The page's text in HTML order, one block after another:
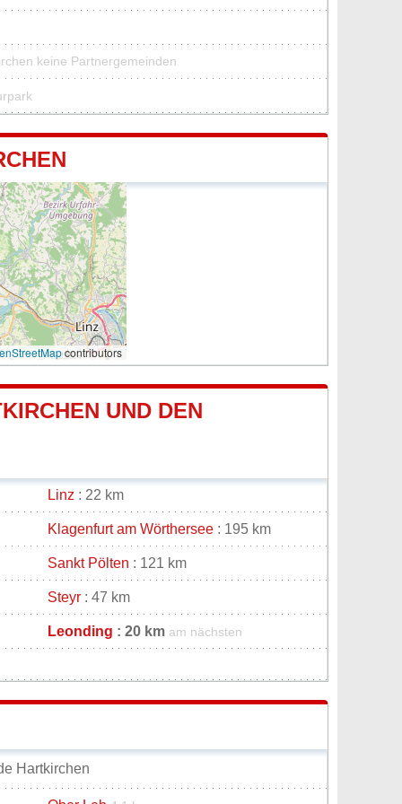
keine Partnergemeinden
contributors
UND DEN
Linz : 22 km
Klagenfurt am Wörthersee : 195 km
Sankt Pölten : 121 km
Steyr : 47 km
Leonding : 20 km am nächsten
Hartkirchen